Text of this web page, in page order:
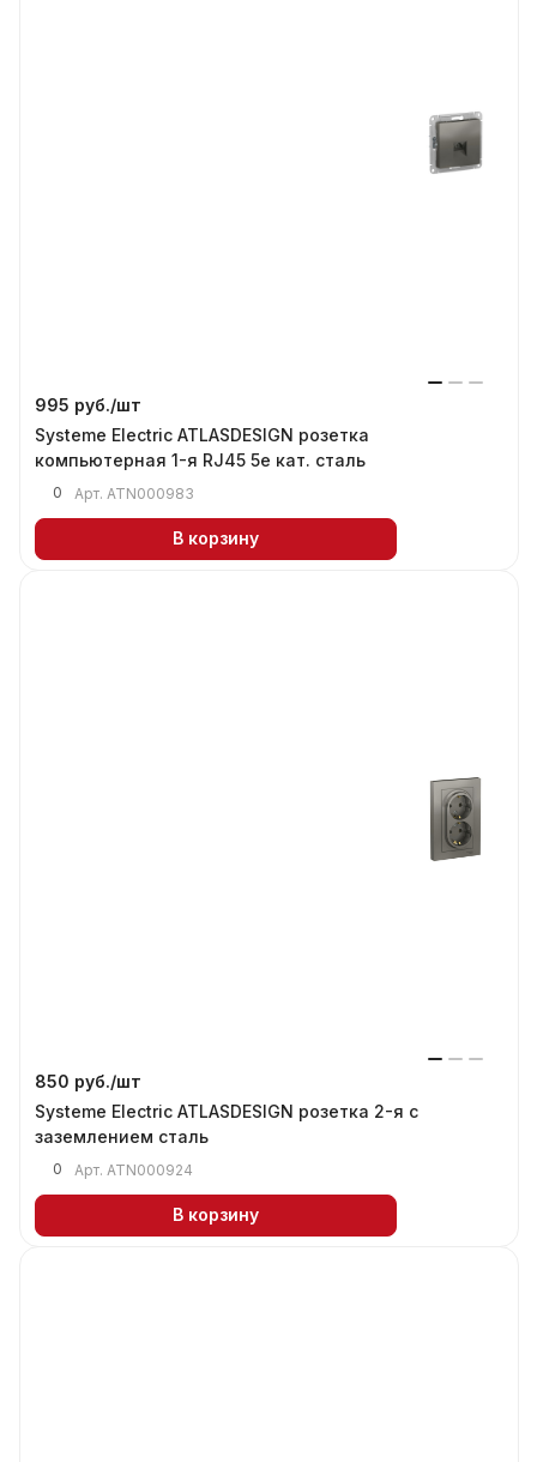
995 руб./шт
Systeme Electric ATLASDESIGN розетка
компьютерная 1-я RJ45 5е кат. сталь
0 Арт. ATN000983
В корзину
850 руб./шт
Systeme Electric ATLASDESIGN розетка 2-я с
заземлением сталь
0 Арт. ATN000924
В корзину